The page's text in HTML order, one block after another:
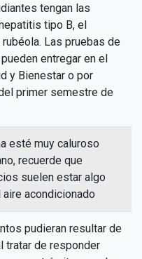
tengan las
tipo B, el
Las pruebas de
entregar en el
y Bienestar o por
primer semestre de
esté muy caluroso
recuerde que
suelen estar algo
acondicionado
pudieran resultar de
tratar de responder